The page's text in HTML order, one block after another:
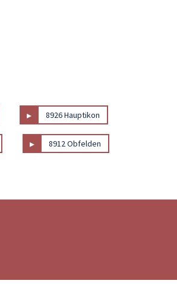
▸ 8926 Hauptikon
▸ 8912 Obfelden